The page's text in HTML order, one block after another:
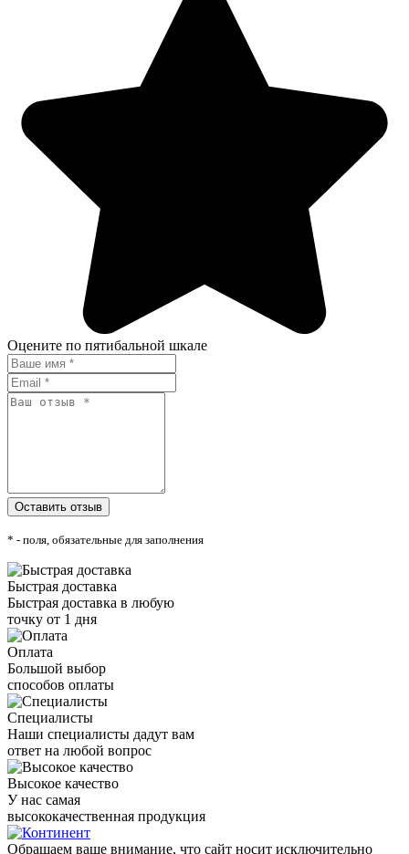
Оцените по пятибальной шкале
* - поля, обязательные для заполнения
Быстрая доставка
Быстрая доставка в любую
точку от 1 дня
Оплата
Большой выбор
способов оплаты
Специалисты
Наши специалисты дадут вам
ответ на любой вопрос
Высокое качество
У нас самая
высококачественная продукция
Обращаем ваше внимание, что сайт носит исключительно